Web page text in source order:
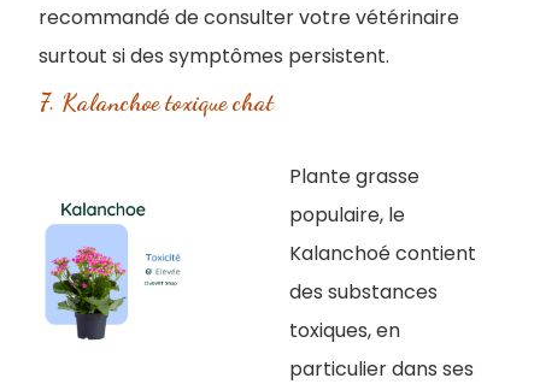
recommandé de consulter votre vétérinaire
surtout si des symptômes persistent.
7. Kalanchoe toxique chat
Plante grasse
populaire, le
Kalanchoé contient
des substances
toxiques, en
particulier dans ses